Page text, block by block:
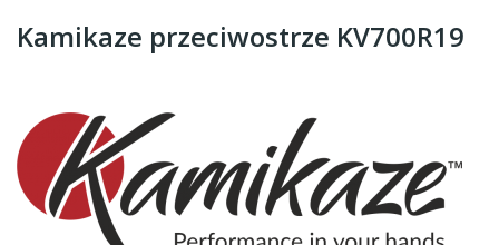
Kamikaze przeciwostrze KV700R19